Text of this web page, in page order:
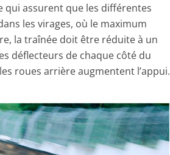
qui assurent que les différentes
les virages, où le maximum
la traînée doit être réduite à un
déflecteurs de chaque côté du
roues arrière augmentent l’appui.